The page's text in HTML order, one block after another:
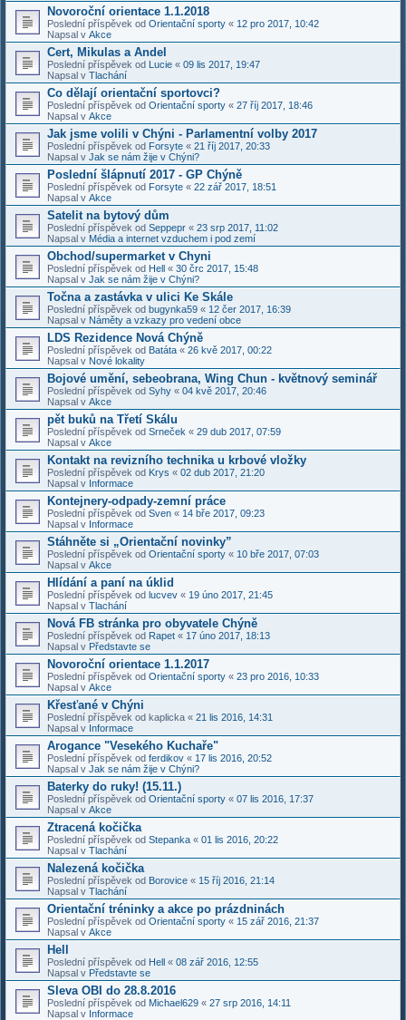
Novoroční orientace 1.1.2018
Poslední příspěvek od Orientační sporty « 12 pro 2017, 10:42
Napsal v Akce
Cert, Mikulas a Andel
Poslední příspěvek od Lucie « 09 lis 2017, 19:47
Napsal v Tlachání
Co dělají orientační sportovci?
Poslední příspěvek od Orientační sporty « 27 říj 2017, 18:46
Napsal v Akce
Jak jsme volili v Chýni - Parlamentní volby 2017
Poslední příspěvek od Forsyte « 21 říj 2017, 20:33
Napsal v Jak se nám žije v Chýni?
Poslední šlápnutí 2017 - GP Chýně
Poslední příspěvek od Forsyte « 22 zář 2017, 18:51
Napsal v Akce
Satelit na bytový dům
Poslední příspěvek od Seppepr « 23 srp 2017, 11:02
Napsal v Média a internet vzduchem i pod zemí
Obchod/supermarket v Chyni
Poslední příspěvek od Hell « 30 črc 2017, 15:48
Napsal v Jak se nám žije v Chýni?
Točna a zastávka v ulici Ke Skále
Poslední příspěvek od bugynka59 « 12 čer 2017, 16:39
Napsal v Náměty a vzkazy pro vedení obce
LDS Rezidence Nová Chýně
Poslední příspěvek od Batáta « 26 kvě 2017, 00:22
Napsal v Nové lokality
Bojové umění, sebeobrana, Wing Chun - květnový seminář
Poslední příspěvek od Syhy « 04 kvě 2017, 20:46
Napsal v Akce
pět buků na Třetí Skálu
Poslední příspěvek od Srneček « 29 dub 2017, 07:59
Napsal v Akce
Kontakt na revizního technika u krbové vložky
Poslední příspěvek od Krys « 02 dub 2017, 21:20
Napsal v Informace
Kontejnery-odpady-zemní práce
Poslední příspěvek od Sven « 14 bře 2017, 09:23
Napsal v Informace
Stáhněte si „Orientační novinky”
Poslední příspěvek od Orientační sporty « 10 bře 2017, 07:03
Napsal v Akce
Hlídání a paní na úklid
Poslední příspěvek od lucvev « 19 úno 2017, 21:45
Napsal v Tlachání
Nová FB stránka pro obyvatele Chýně
Poslední příspěvek od Rapet « 17 úno 2017, 18:13
Napsal v Představte se
Novoroční orientace 1.1.2017
Poslední příspěvek od Orientační sporty « 23 pro 2016, 10:33
Napsal v Akce
Křesťané v Chýni
Poslední příspěvek od kaplicka « 21 lis 2016, 14:31
Napsal v Informace
Arogance "Vesekého Kuchaře"
Poslední příspěvek od ferdikov « 17 lis 2016, 20:52
Napsal v Jak se nám žije v Chýni?
Baterky do ruky! (15.11.)
Poslední příspěvek od Orientační sporty « 07 lis 2016, 17:37
Napsal v Akce
Ztracená kočička
Poslední příspěvek od Stepanka « 01 lis 2016, 20:22
Napsal v Tlachání
Nalezená kočička
Poslední příspěvek od Borovice « 15 říj 2016, 21:14
Napsal v Tlachání
Orientační tréninky a akce po prázdninách
Poslední příspěvek od Orientační sporty « 15 zář 2016, 21:37
Napsal v Akce
Hell
Poslední příspěvek od Hell « 08 zář 2016, 12:55
Napsal v Představte se
Sleva OBI do 28.8.2016
Poslední příspěvek od Michael629 « 27 srp 2016, 14:11
Napsal v Informace